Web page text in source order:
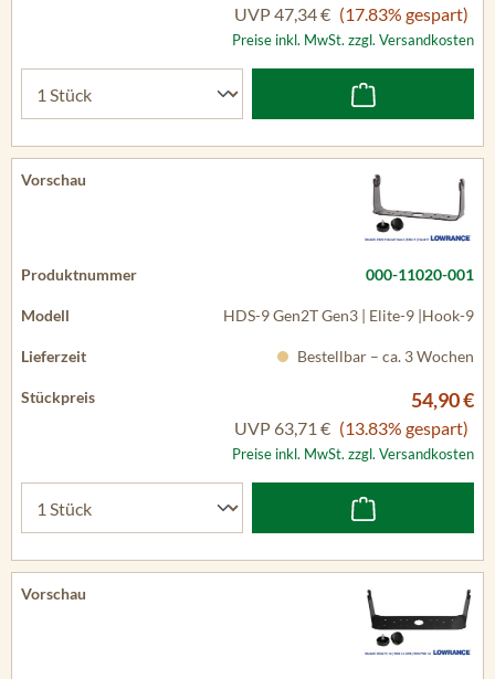
UVP47,34 € (17.83% gespart)
Preise inkl. MwSt. zzgl. Versandkosten
000-11020-001
HDS-9 Gen2T Gen3 | Elite-9 |Hook-9
Bestellbar – ca. 3 Wochen
54,90 €
UVP 63,71 € (13.83% gespart)
Preise inkl. MwSt. zzgl. Versandkosten